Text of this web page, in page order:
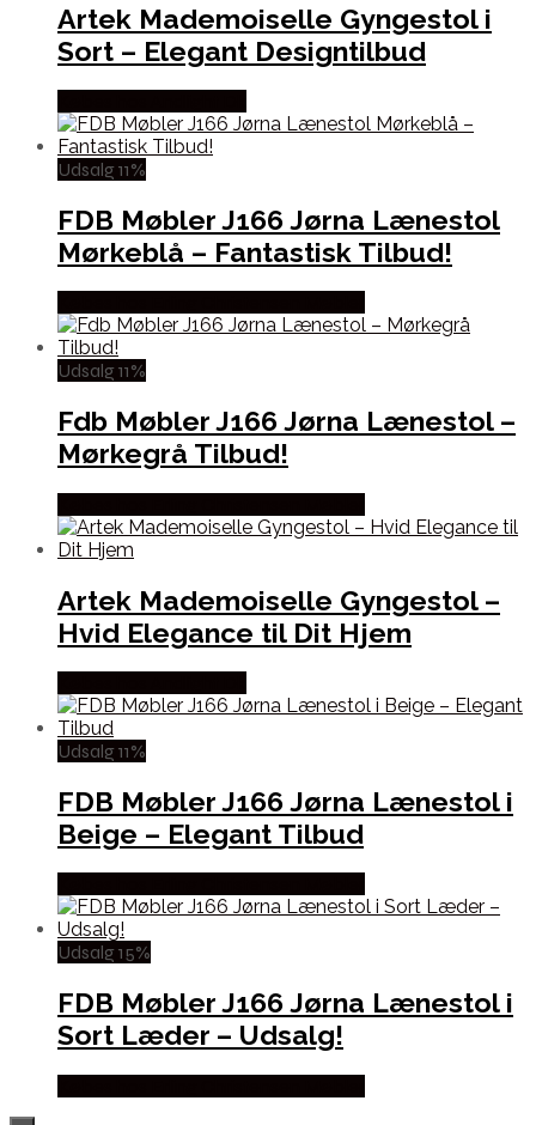
Artek Mademoiselle Gyngestol i
Sort – Elegant Designtilbud
Udsalg 11%
FDB Møbler J166 Jørna Lænestol
Mørkeblå – Fantastisk Tilbud!
Udsalg 11%
Fdb Møbler J166 Jørna Lænestol –
Mørkegrå Tilbud!
Artek Mademoiselle Gyngestol –
Hvid Elegance til Dit Hjem
Udsalg 11%
FDB Møbler J166 Jørna Lænestol i
Beige – Elegant Tilbud
Udsalg 15%
FDB Møbler J166 Jørna Lænestol i
Sort Læder – Udsalg!